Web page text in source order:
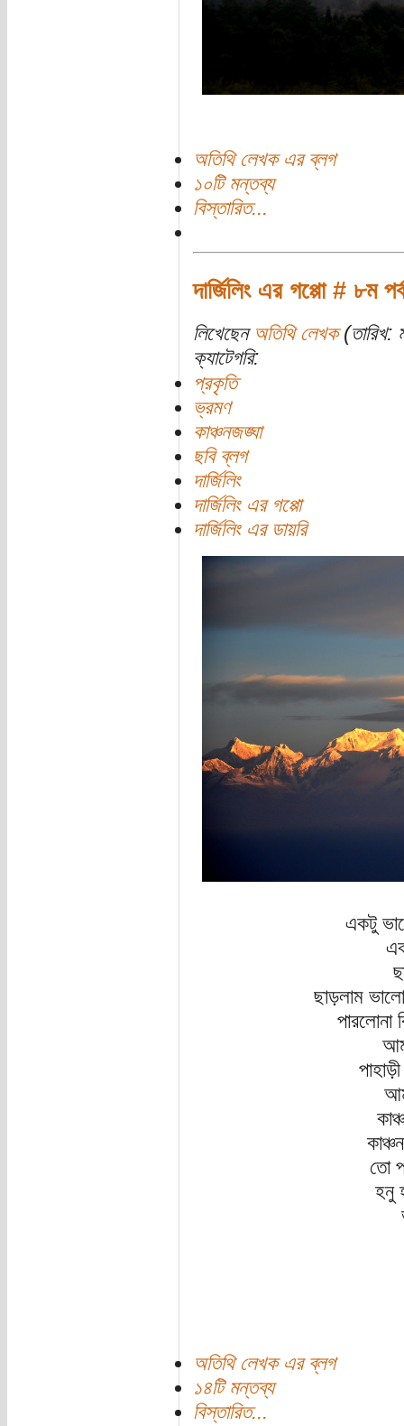
অতিথি লেখক এর ব্লগ
১০টি মন্তব্য
বিস্তারিত...
দার্জিলিং এর গপ্পো # ৮ম
লিখেছেন অতিথি লেখক(তারিখ:
ক্যাটেগরি:
প্রকৃতি
ভ্রমণ
কাঞ্চনজঙ্ঘা
ছবি ব্লগ
দার্জিলিং
দার্জিলিং এর গপ্পো
দার্জিলিং এর ডায়রি
একটু
ছাড়লাম
পারলোনা
তো
হনু
অতিথি লেখক এর ব্লগ
১৪টি মন্তব্য
বিস্তারিত...